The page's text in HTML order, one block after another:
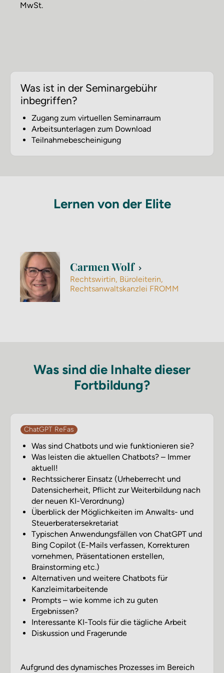
MwSt.
Was ist in der Seminargebühr
inbegriffen?
Zugang zum virtuellen Seminarraum
Arbeitsunterlagen zum Download
Teilnahmebescheinigung
Lernen von der Elite
Carmen Wolf
Rechtswirtin, Büroleiterin,
Rechtsanwaltskanzlei FROMM
Was sind die Inhalte dieser
Fortbildung?
ChatGPT ReFas
Was sind Chatbots und wie funktionieren sie?
Was leisten die aktuellen Chatbots? – Immer
aktuell!
Rechtssicherer Einsatz (Urheberrecht und
Datensicherheit, Pflicht zur Weiterbildung nach
der neuen KI-Verordnung)
Überblick der Möglichkeiten im Anwalts- und
Steuerberatersekretariat
Typischen Anwendungsfällen von ChatGPT und
Bing Copilot (E-Mails verfassen, Korrekturen
vornehmen, Präsentationen erstellen,
Brainstorming etc.)
Alternativen und weitere Chatbots für
Kanzleimitarbeitende
Prompts – wie komme ich zu guten
Ergebnissen?
Interessante KI-Tools für die tägliche Arbeit
Diskussion und Fragerunde
Aufgrund des dynamisches Prozesses im Bereich